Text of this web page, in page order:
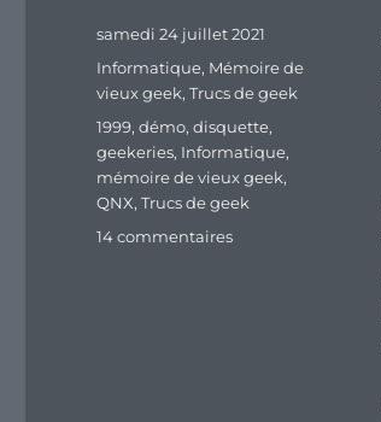
Publié
samedi 24 juillet 2021
Catégories
Informatique, Mémoire de
vieux geek,Trucs de geek
Étiquettes
1999,démo,disquette,
geekeries, Informatique,
mémoire de vieux geek,
QNX,Trucs de geek
14 commentairessur